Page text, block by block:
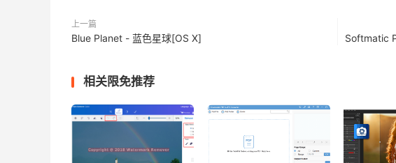
上一篇
Blue Planet - 蓝色星球[OS X] Softmatic
相关限免推荐